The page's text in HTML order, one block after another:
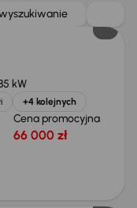
kW
+4 kolejnych
Cena promocyjna
66 000 zł